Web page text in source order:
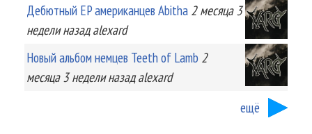
Дебютный EP американцев Abitha 2 месяца 3
неделиназад alexard
Новый альбом немцев Teeth of Lamb 2
месяца 3 неделиназад alexard
ещё